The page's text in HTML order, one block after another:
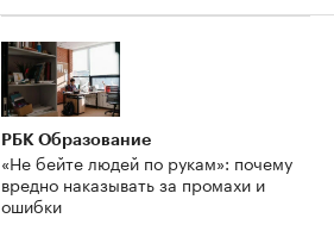
РБК Образование
«Не бейте людей по рукам»: почему
вредно наказывать за промахи и
ошибки